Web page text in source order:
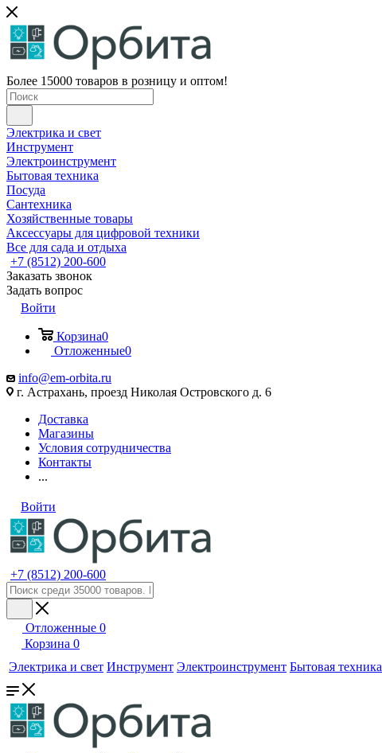
Более 15000 товаров в розницу и оптом!
Электрика и свет
Инструмент
Электроинструмент
Бытовая техника
Посуда
Сантехника
Хозяйственные товары
Аксессуары для цифровой техники
Все для сада и отдыха
+7 (8512) 200-600
Заказать звонок
Задать вопрос
Войти
Корзина0
Отложенные0
info@em-orbita.ru
г. Астрахань, проезд Николая Островского д. 6
Доставка
Магазины
Условия сотрудничества
Контакты
...
Войти
+7 (8512) 200-600
Отложенные 0
Корзина 0
Электрика и свет Инструмент Электроинструмент Бытовая техника